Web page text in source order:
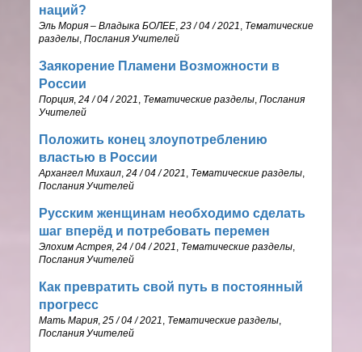
наций?
Эль Мория – Владыка БОЛЕЕ ,23 / 04 / 2021
Тематические
разделы ,Послания Учителей
Заякорение Пламени Возможности в
России
Порция ,24 / 04 / 2021 Тематические разделы ,Послания
Учителей
Положить конец злоупотреблению
властью в России
Архангел Михаил ,24 / 04 / 2021 Тематические разделы
Послания Учителей
Русским женщинам необходимо сделать
шаг вперёд и потребовать перемен
Элохим Астрея ,24 / 04 / 2021 Тематические разделы
Послания Учителей
Как превратить свой путь в постоянный
прогресс
Мать Мария ,25 / 04 / 2021 Тематические разделы
Послания Учителей